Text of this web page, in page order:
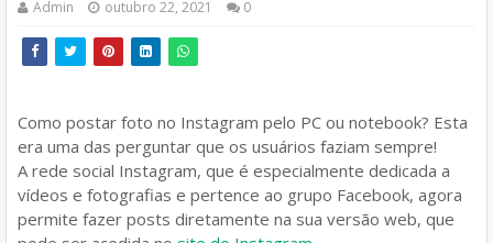
Admin outubro 22, 2021 0
Como postar foto no Instagram pelo PC ou notebook? Esta
era uma das perguntar que os usuários faziam sempre!
A rede social Instagram, que é especialmente dedicada a
vídeos e fotografias e pertence ao grupo Facebook, agora
permite fazer posts diretamente na sua versão web, que